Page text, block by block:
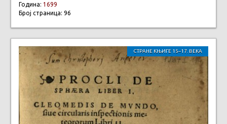
Година: 1699
Број страница: 96
СТРАНЕ КЊИГЕ 15–17. ВЕКА